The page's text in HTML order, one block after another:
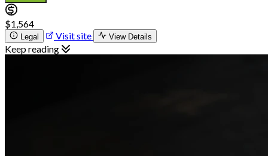
$1,564
Legal Visit site View Details
Keep reading